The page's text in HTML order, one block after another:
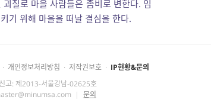
질로 마을 사람들은 좀비로 변한다. 임
기 위해 마을을 떠날 결심을 한다.
· 개인정보처리방침 · 저작권보호 · IP현황&문의
고: 제2013-서울강남-02625호
| 문의